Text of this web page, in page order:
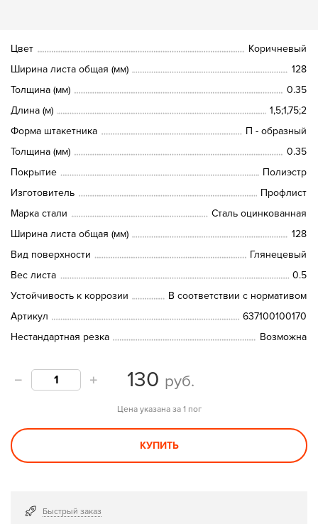
Цвет
Коричневый
Ширина листа общая (мм)
128
Толщина (мм)
0.35
Длина (м)
1,5;1,75;2
Форма штакетника
П - образный
Толщина (мм)
0.35
Покрытие
Полиэстр
Изготовитель
Профлист
Марка стали
Сталь оцинкованная
Ширина листа общая (мм)
128
Вид поверхности
Глянецевый
Вес листа
0.5
Устойчивость к коррозии
В соответствии с нормативом
Артикул
637100100170
Нестандартная резка
Возможна
130 руб.
Цена указана за 1 пог
КУПИТЬ
Быстрый заказ